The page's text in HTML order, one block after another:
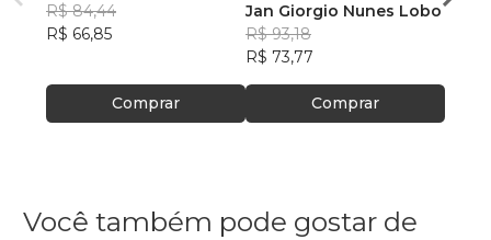
R$ 84,44
R$ 66,85
Comprar
Jan Giorgio Nunes Lobo
R$ 93,18
R$ 73,77
Comprar
Jan
Você também pode gostar de